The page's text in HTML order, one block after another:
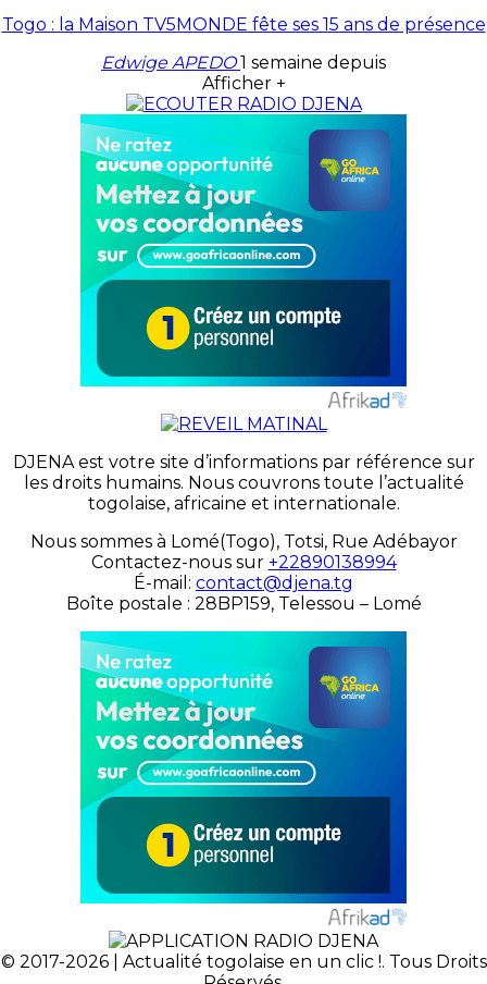
Togo : la Maison TV5MONDE fête ses 15 ans de présence
Edwige APEDO1 semaine depuis
Afficher +
DJENA est votre site d’informations par référence sur
les droits humains. Nous couvrons toute l’actualité
togolaise, africaine et internationale.
Nous sommes à Lomé(Togo), Totsi, Rue Adébayor
Contactez-nous sur +22890138994
É-mail: contact@djena.tg
Boîte postale : 28BP159, Telessou – Lomé
© 2017-2026 | Actualité togolaise en un clic !. Tous Droits